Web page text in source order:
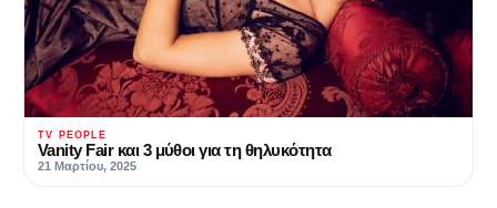
TV PEOPLE
Vanity Fair και 3 μύθοι για τη θηλυκότητα
21 Μαρτίου, 2025